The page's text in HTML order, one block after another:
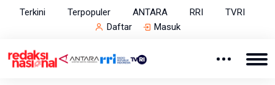
Terkini Terpopuler ANTARA RRI
TVRI
Daftar
Masuk